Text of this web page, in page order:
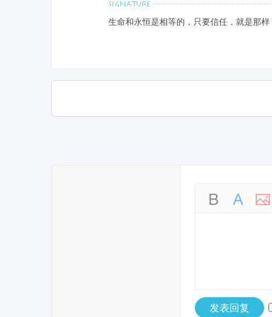
生命和永恒是相等的，只要信任，就是那样
发表回复